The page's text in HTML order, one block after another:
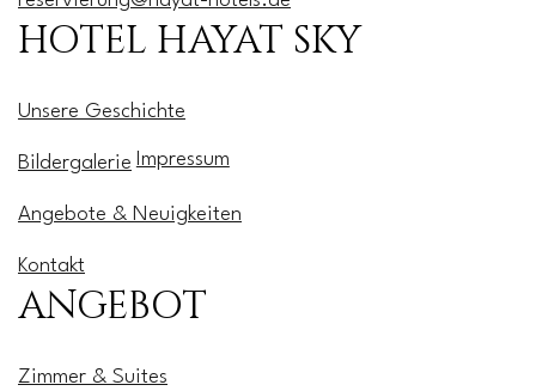
HOTEL HAYAT SKY
Unsere Geschichte
Bildergalerie
Angebote & Neuigkeiten
Kontakt
ANGEBOT
Zimmer & Suites
Impressum